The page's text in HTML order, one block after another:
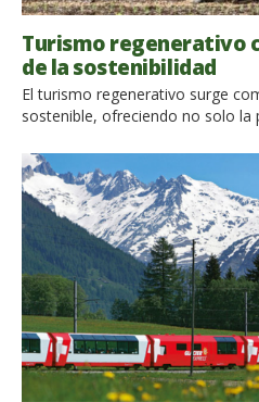
Turismo regenerativo
de la sostenibilidad
El turismo regenerativo surge
sostenible, ofreciendo no solo la
positivo en los lugares que
en la restauración de
comunidades locales y la
convierte a los viajeros en […]